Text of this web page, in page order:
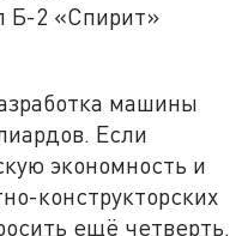
Б-2 «Спирит»
машины
Если
экономность и
конструкторских
ещё четверть.